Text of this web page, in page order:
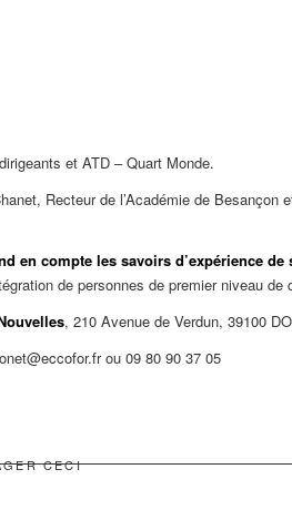
et ATD – Quart Monde.
Recteur de l’Académie de
en compte les savoirs d’expérience de
de personnes de premier niveau de
, 210 Avenue de Verdun, 39100
ou 09 80 90 37 05
CECI